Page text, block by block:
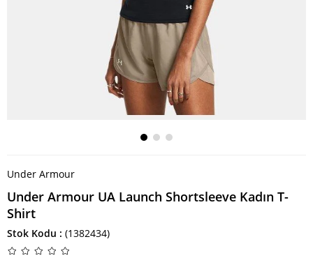
Under Armour
Under Armour UA Launch Shortsleeve Kadın T-
Shirt
Stok Kodu (1382434)